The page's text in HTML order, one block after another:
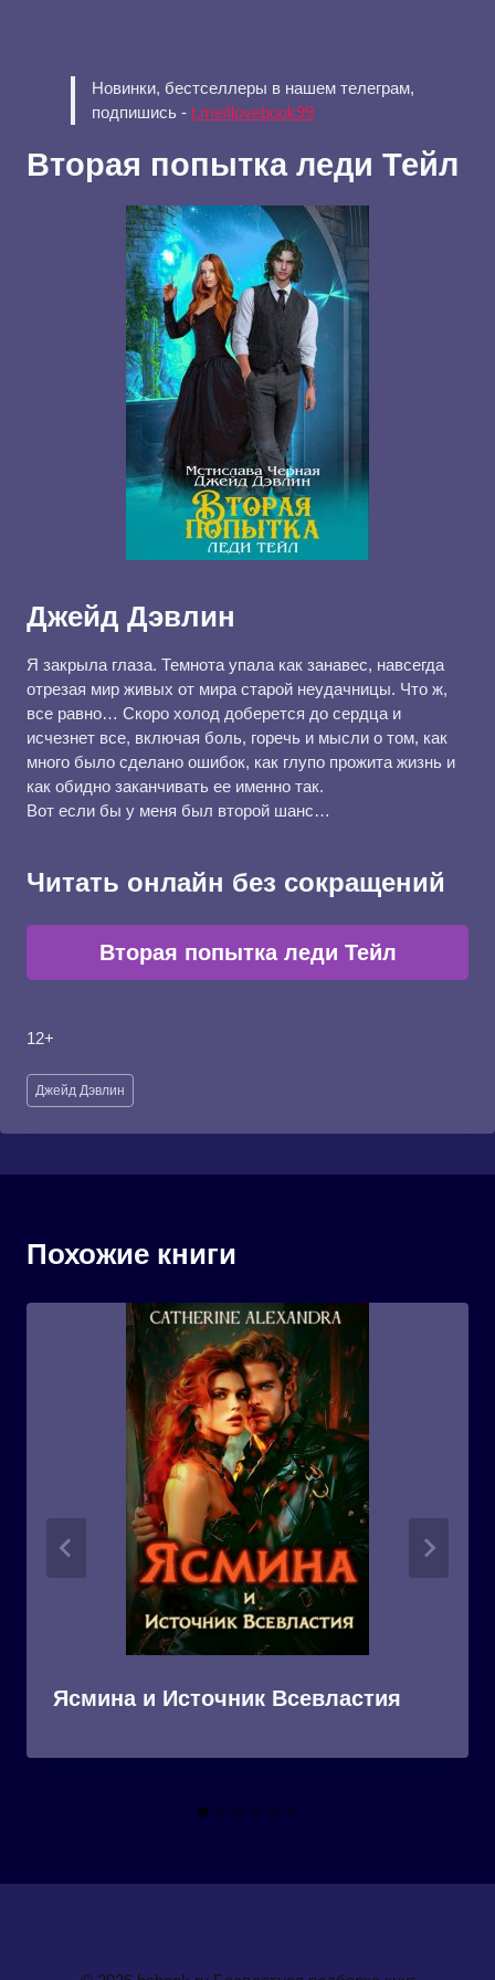
Новинки, бестселлеры в нашем телеграм,
подпишись - t.me/ilovebook99
Вторая попытка леди Тейл
Джейд Дэвлин
Я закрыла глаза. Темнота упала как занавес, навсегда
отрезая мир живых от мира старой неудачницы. Что ж,
все равно… Скоро холод доберется до сердца и
исчезнет все, включая боль, горечь и мысли о том, как
много было сделано ошибок, как глупо прожита жизнь и
как обидно заканчивать ее именно так.
Вот если бы у меня был второй шанс…
Читать онлайн без сокращений
Вторая попытка леди Тейл
12+
Метки
записи:
Джейд Дэвлин
Похожие книги
Ясмина и Источник Всевластия